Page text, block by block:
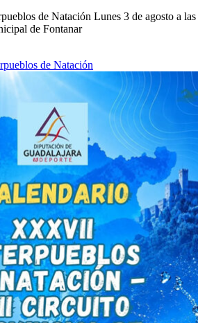
de Natación Lunes 3 de agosto a las
de Fontanar
de Natación